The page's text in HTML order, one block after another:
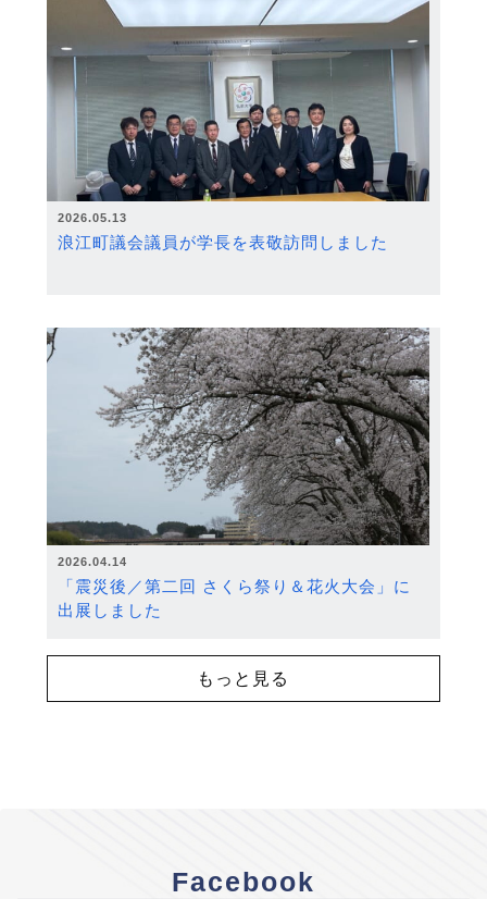
2026.05.13
浪江町議会議員が学長を表敬訪問しました
2026.04.14
「震災後／第二回 さくら祭り＆花火大会」に
出展しました
もっと見る
Facebook